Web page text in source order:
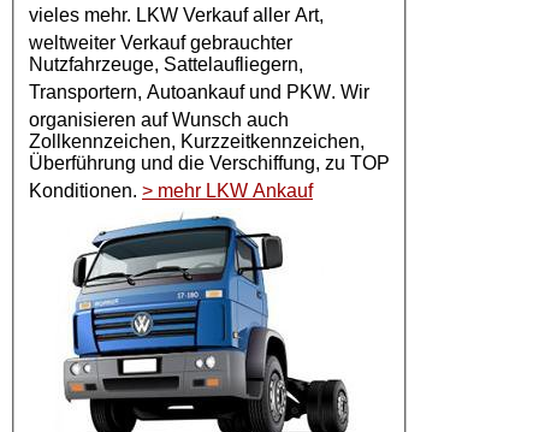
vieles mehr. LKW Verkaufaller Art,
weltweiter Verkauf gebrauchter
Nutzfahrzeuge, Sattelaufliegern,
Transportern, Autoankaufund PKW. Wir
organisieren auf Wunsch auch
Zollkennzeichen, Kurzzeitkennzeichen,
Überführung und die Verschiffung, zu TOP
Konditionen. > mehr LKW Ankauf